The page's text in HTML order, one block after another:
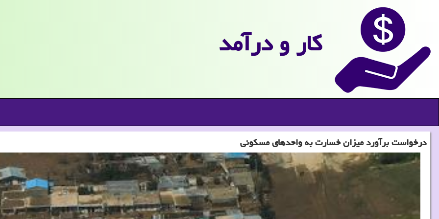
كار و درآمد
درخواست برآورد میزان خسارت به واحدهای مسكونی